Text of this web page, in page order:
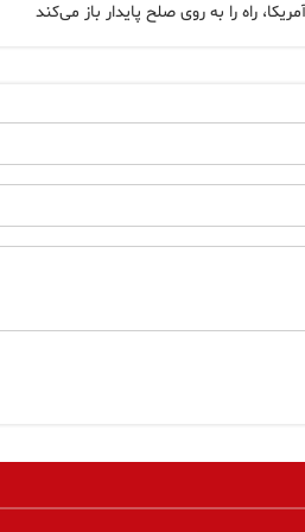
راه را به روی صلح پایدار باز می‌کند